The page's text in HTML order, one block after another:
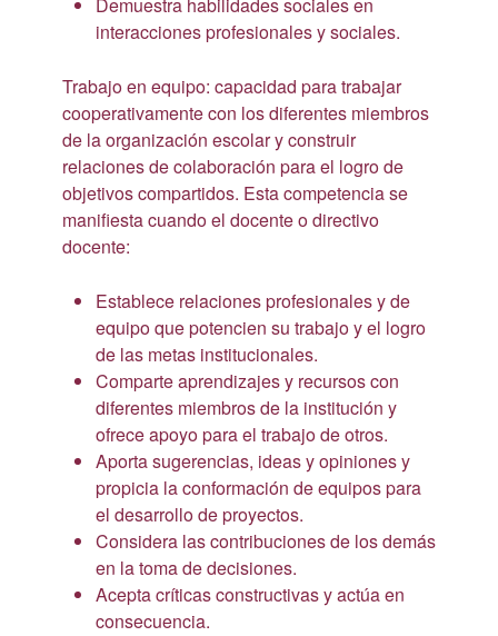
Demuestra habilidades sociales en
interacciones profesionales y sociales.
Trabajo en equipo: capacidad para trabajar
cooperativamente con los diferentes miembros
de la organización escolar y construir
relaciones de colaboración para el logro de
objetivos compartidos. Esta competencia se
manifiesta cuando el docente o directivo
docente:
Establece relaciones profesionales y de
equipo que potencien su trabajo y el logro
de las metas institucionales.
Comparte aprendizajes y recursos con
diferentes miembros de la institución y
ofrece apoyo para el trabajo de otros.
Aporta sugerencias, ideas y opiniones y
propicia la conformación de equipos para
el desarrollo de proyectos.
Considera las contribuciones de los demás
en la toma de decisiones.
Acepta críticas constructivas y actúa en
consecuencia.